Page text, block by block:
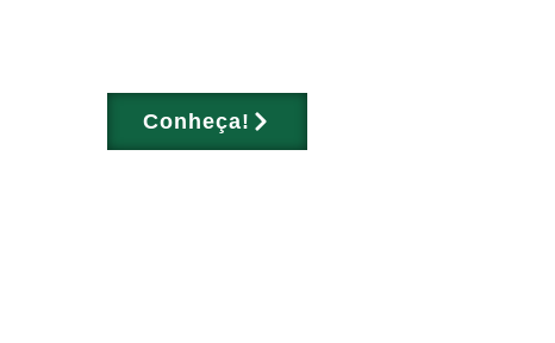
Conheça!